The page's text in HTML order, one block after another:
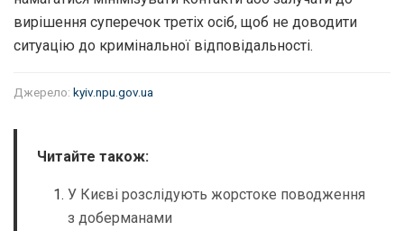
вирішення суперечок третіх осіб, щоб не доводити
ситуацію до кримінальної відповідальності.
Джерело: kyiv.npu.gov.ua
Читайте також:
У Києві розслідують жорстоке поводження
з доберманами